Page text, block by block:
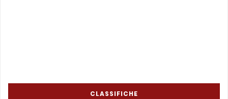
CLASSIFICHE